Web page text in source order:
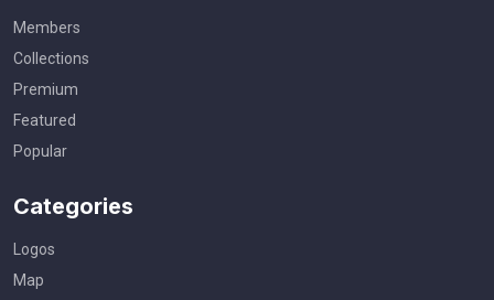
Members
Collections
Premium
Featured
Popular
Categories
Logos
Map